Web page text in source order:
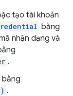
tạo tài khoản
bằng
nhận dạng và
.
.